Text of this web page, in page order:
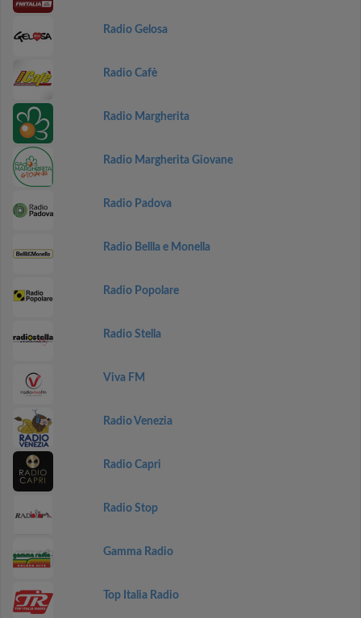
Radio Gelosa
Radio Cafè
Radio Margherita
Radio Margherita Giovane
Radio Padova
Radio Bellla e Monella
Radio Popolare
Radio Stella
Viva FM
Radio Venezia
Radio Capri
Radio Stop
Gamma Radio
Top Italia Radio